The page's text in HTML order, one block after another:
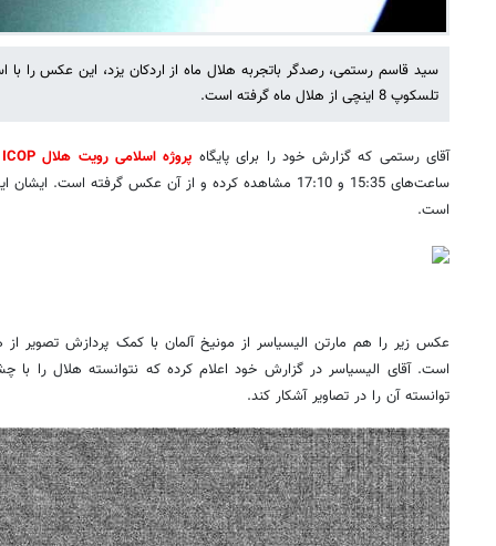
سید قاسم رستمی، رصدگر باتجربه هلال ماه از اردکان یزد، این عکس را
تلسکوپ 8 اینچی از هلال ماه گرفته است.
آقای رستمی که گزارش خود را برای پایگاه پروژه اسلامی رویت هلال ICOP
ساعت‌های 15:35 و 17:10 مشاهده کرده و از آن عکس گرفته
است.
عکس زیر را هم مارتن الیسیاسر از مونیخ آلمان با کمک پردازش تصویر
است. آقای الیسیاسر در گزارش خود اعلام کرده که نتوانسته هلال را
توانسته آن را در تصاویر آشکار کند.